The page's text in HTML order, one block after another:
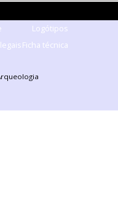
Logótipos
Ficha técnica